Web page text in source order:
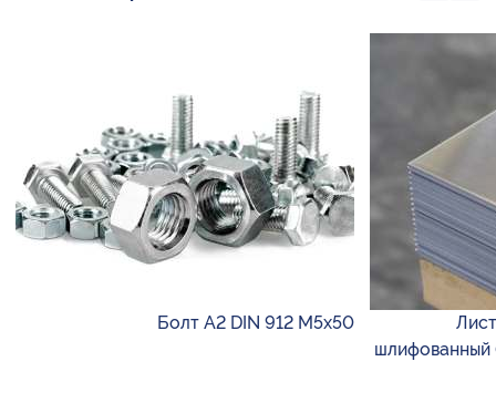
Болт А2 DIN 912 М5х50
шлифованный